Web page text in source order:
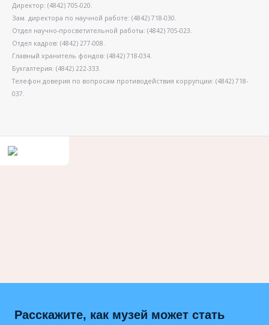
Директор: (4842) 705-020.
Зам. директора по научной работе: (4842) 718-030.
Отдел научно-просветительной работы: (4842) 705-023.
Отдел кадров: (4842) 277-008.
Главный хранитель фондов: (4842) 718-034.
Бухгалтерия: (4842) 222-333.
Телефон доверия по вопросам противодействия коррупции: (4842) 718-
037.
Расскажите, как музей может стать